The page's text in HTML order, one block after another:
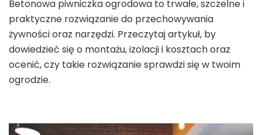
Betonowa piwniczka ogrodowa to trwałe, szczelne i
praktyczne rozwiązanie do przechowywania
żywności oraz narzędzi. Przeczytaj artykuł, by
dowiedzieć się o montażu, izolacji i kosztach oraz
ocenić, czy takie rozwiązanie sprawdzi się w twoim
ogrodzie.